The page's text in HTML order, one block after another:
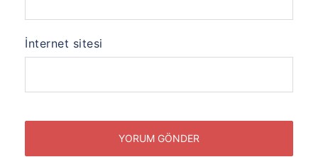
İnternet sitesi